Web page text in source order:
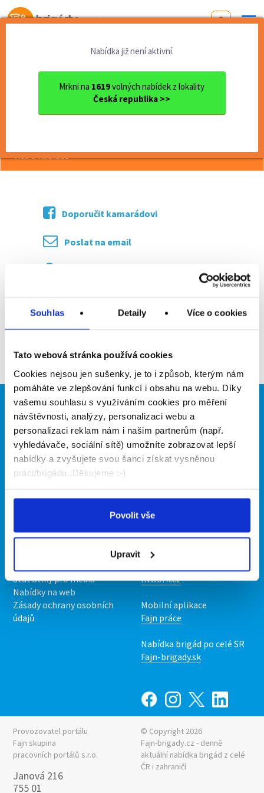
Souhlas Detaily Více o cookies
Tato webová stránka používá cookies
Cookies nejsou jen sušenky, je to i způsob, kterým nám
pomáháte ve zlepšování funkcí i obsahu na webu. Díky
vašemu souhlasu s využíváním cookies pro měření
návštěvnosti, analýzy, personalizaci webu a
personalizaci reklam nám i našim partnerům (např.
vyhledávače, sociální sítě) umožníte zobrazovat lepší
nabídky a zvyšujete svou šanci získat vysněnou
práci/brigádu. Děkujeme :-)
Povolit vše
Upravit
Od první brigády
Nabídka již není aktivní.
Mrkni na 1619volných nabídek z lokality
Česká republika >>
Moravskoslezský kraj
okres Opava
Opava
Letní brigáda, od 27 000 Kč
Letní brigáda, od 27 000 Kč
více o nabídce >>
Doporučit kamarádovi
Poslat na email
Brigádníci
Články
Hledané brigády
Firmy
Vložit inzerát
Ceník
Propagace
O portálu
O nás
Statistiky pro média
Nabídky na web
Zásady ochrany osobních
údajů
Naše další projekty
Fajn brigády
INwork.cz
Mobilní aplikace
Fajn práce
Nabídka brigád po celé SR
Fajn-brigady.sk
Provozovatel portálu
Fajn skupina
pracovních portálů s.r.o.
Janová 216
755 01
© Copyright 2026
Fajn-brigady.cz - denně
aktuální nabídka brigád z celé
ČR i zahraničí